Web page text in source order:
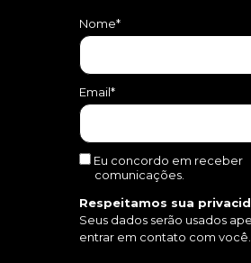
Nome*
Email*
Eu concordo em receber
comunicações.
Respeitamos sua
Seus dados serão usados
entrar em contato com você.